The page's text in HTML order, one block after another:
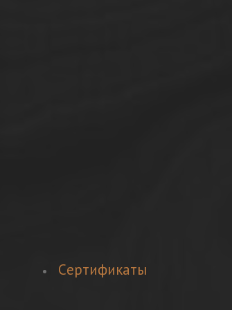
Cертификаты